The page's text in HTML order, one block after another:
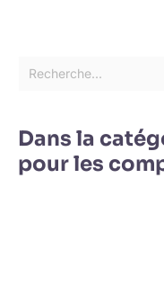
Dans la
pour les